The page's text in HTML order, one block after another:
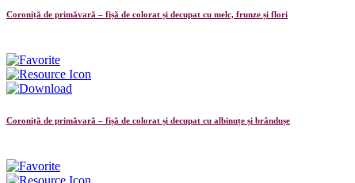
Coroniță de primăvară – fișă de colorat și decupat cu melc, frunze și flori
Coroniță de primăvară – fișă de colorat și decupat cu albinuțe și brândușe